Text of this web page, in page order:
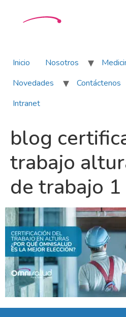
Inicio Nosotros
Novedades
Contáctenos
Intranet
blog
trabajo
de trabajo 1